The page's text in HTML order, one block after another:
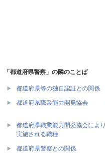
「都道府県警察」の隣のことば
都道府県等の独自認証との関係
都道府県職業能力開発協会
都道府県職業能力開発協会により
実施される職種
都道府県警察との関係